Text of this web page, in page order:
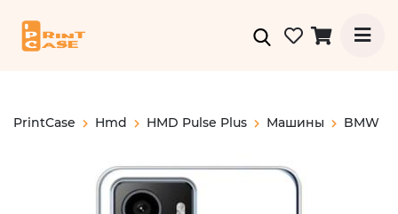
PrintCase Hmd HMD Pulse Plus Машины BMW